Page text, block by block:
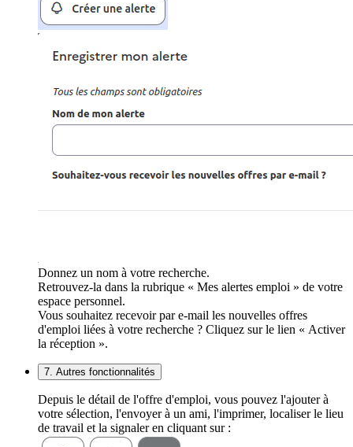
Donnez un nom à votre recherche.
Retrouvez-la dans la rubrique « Mes alertes emploi » de votre
espace personnel.
Vous souhaitez recevoir par e-mail les nouvelles offres
d'emploi liées à votre recherche ? Cliquez sur le lien « Activer
la réception ».
7. Autres fonctionnalités
Depuis le détail de l'offre d'emploi, vous pouvez l'ajouter à
votre sélection, l'envoyer à un ami, l'imprimer, localiser le lieu
de travail et la signaler en cliquant sur :